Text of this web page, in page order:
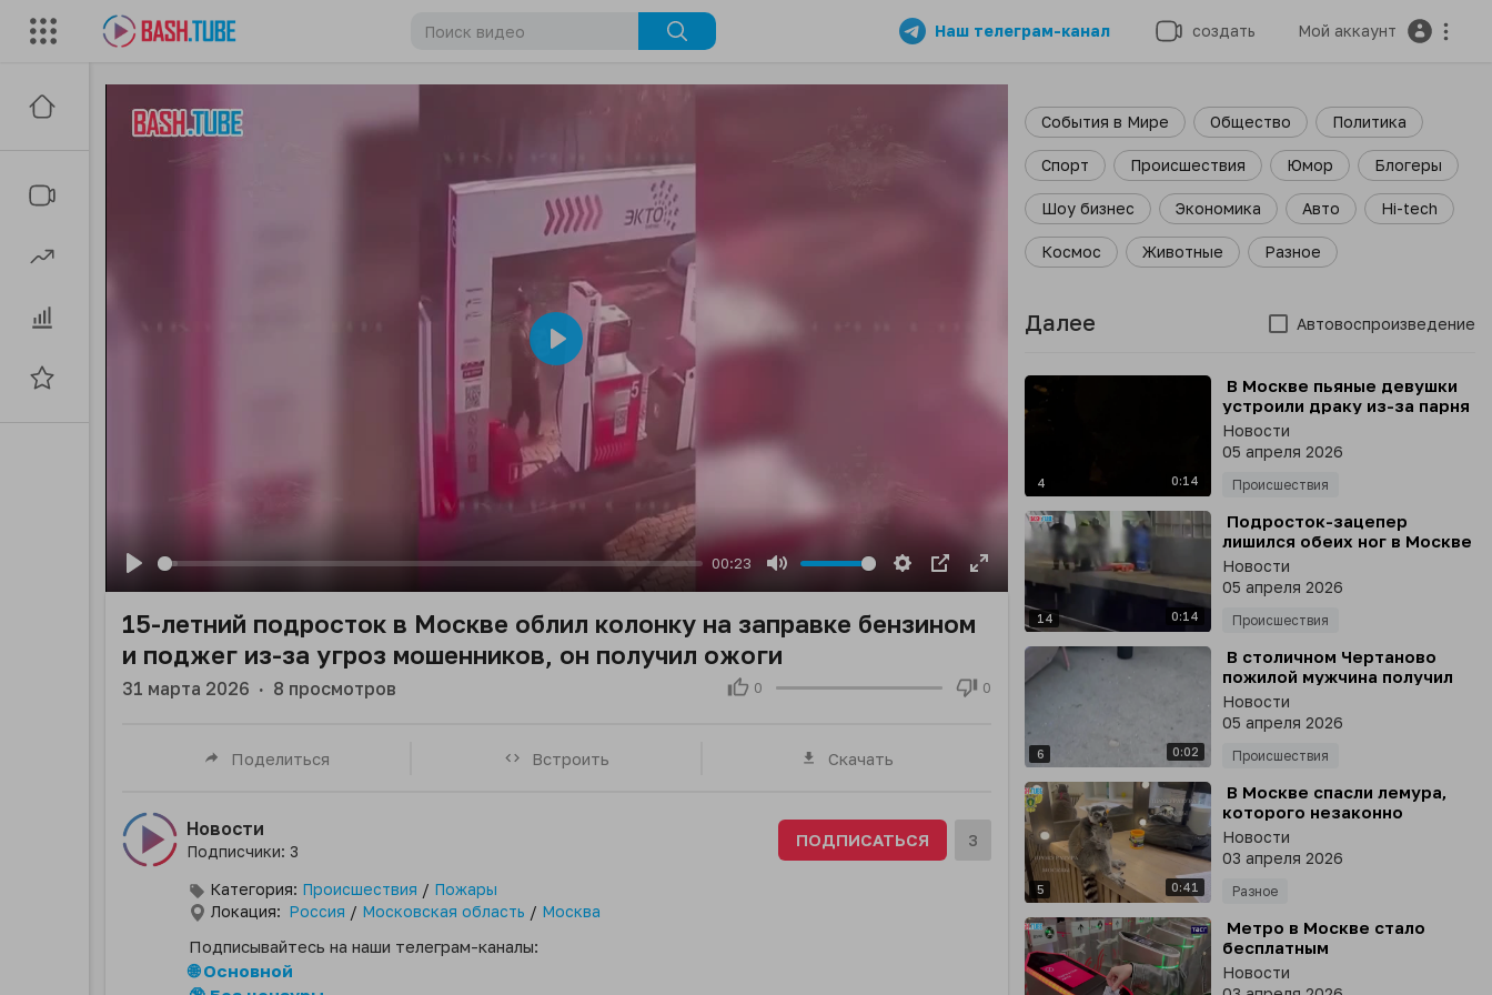
Наш телеграм-канал создать Мой аккаунт
00:23
fullscreen
Play
События в Мире Общество Политика
Спорт Происшествия Юмор Блогеры
Шоу бизнес Экономика Авто Hi-tech
Космос Животные Разное
Далее Автовоспроизведение
4 0:14
⁣ В Москве пьяные девушки
устроили драку из-за парня
Новости
05 апреля 2026
Происшествия
14 0:14
⁣ Подросток-зацепер
лишился обеих ног в Москве
Новости
05 апреля 2026
Происшествия
6 0:02
⁣ В столичном Чертаново
пожилой мужчина получил
открытый перелом после
того, как его сбили на
электросамокате две
девочки
Новости
05 апреля 2026
Происшествия
5 0:41
⁣ В Москве спасли лемура,
которого незаконно
держали в антикафе
Новости
03 апреля 2026
Разное
⁣ Метро в Москве стало
бесплатным
Новости
15-летний подросток в Москве облил колонку на заправке бензином
и поджег из-за угроз мошенников, он получил ожоги
0 0
31 марта 2026 · 8 просмотров
Поделиться Встроить Скачать
Новости
Подписчики: 3
ПОДПИСАТЬСЯ 3
Категория: Происшествия / Пожары
Локация: Россия / Московская область / Москва
Подписывайтесь на наши телеграм-каналы:
🌐 Основной